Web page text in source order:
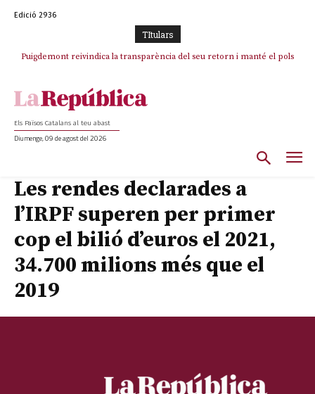
Edició 2936
TItulars
Puigdemont reivindica la transparència del seu retorn i manté el pols
Els Països Catalans al teu abast
Diumenge, 09 de agost del 2026
Les rendes declarades a
l’IRPF superen per primer
cop el bilió d’euros el 2021,
34.700 milions més que el
2019